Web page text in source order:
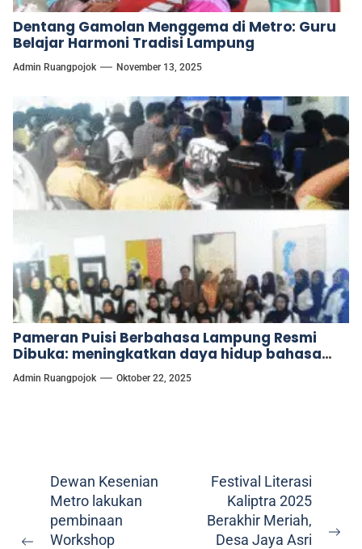
Dentang Gamolan Menggema di Metro: Guru
Belajar Harmoni Tradisi Lampung
Admin Ruangpojok November 13, 2025
Pameran Puisi Berbahasa Lampung Resmi
Dibuka: meningkatkan daya hidup bahasa
lewat puisi
Admin Ruangpojok Oktober 22, 2025
Dewan Kesenian
Metro lakukan
pembinaan
Workshop
Festival Literasi
Kaliptra 2025
Berakhir Meriah,
Desa Jaya Asri